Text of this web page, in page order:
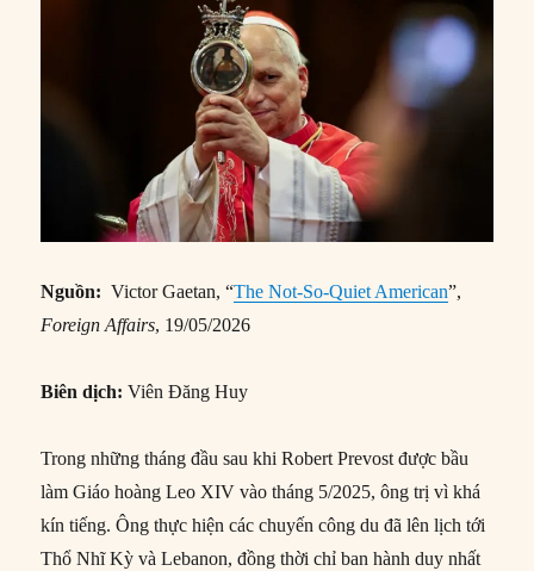
Nguồn: Victor Gaetan, “The Not-So-Quiet American”,
Foreign Affairs, 19/05/2026
Biên dịch:Viên Đăng Huy
Trong những tháng đầu sau khi Robert Prevost được bầu
làm Giáo hoàng Leo XIV vào tháng 5/2025, ông trị vì khá
kín tiếng. Ông thực hiện các chuyến công du đã lên lịch tới
Thổ Nhĩ Kỳ và Lebanon, đồng thời chỉ ban hành duy nhất